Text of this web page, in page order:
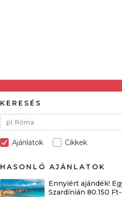
KERESÉS
Ajánlatok Cikkek
HASONLÓ AJÁNLATOK
Ennyiért ajándék!
Szardínián 80.150